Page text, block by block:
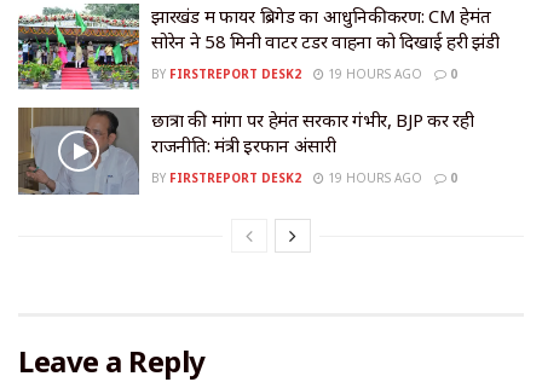
झारखंड में फायर ब्रिगेड का आधुनिकीकरण: CM हेमंत
सोरेन ने 58 मिनी वाटर टेंडर वाहनों को दिखाई हरी झंडी
BY FIRSTREPORT DESK2 19 HOURS AGO 0
छात्रों की मांगों पर हेमंत सरकार गंभीर, BJP कर रही
राजनीति: मंत्री इरफान अंसारी
BY FIRSTREPORT DESK2 19 HOURS AGO 0
Leave a Reply